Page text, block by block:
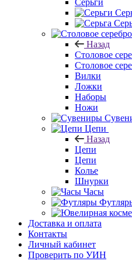
Серьги
Назад
Столовое
Столовое
Вилки
Ложки
Наборы
Ножи
Цепи
Назад
Цепи
Цепи
Колье
Шнурки
Часы
Доставка и оплата
Контакты
Личный кабинет
Проверить по УИН